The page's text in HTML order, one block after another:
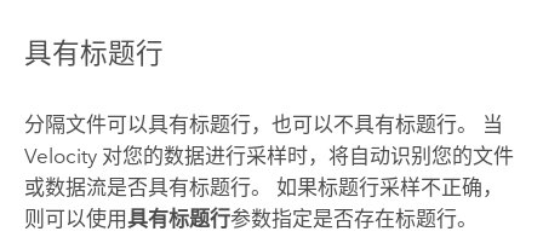
具有标题行
分隔文件可以具有标题行，也可以不具有标题行。 当
Velocity对您的数据进行采样时，将自动识别您的文件
或数据流是否具有标题行。 如果标题行采样不正确，
则可以使用 具有标题行参数指定是否存在标题行。